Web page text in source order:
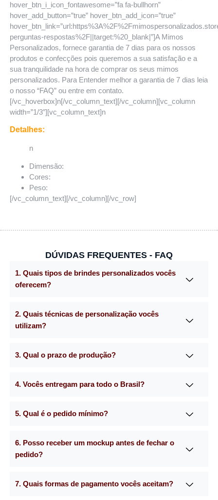
hover_btn_i_icon_fontawesome=”fa fa-bullhorn”
hover_add_button=”true” hover_btn_add_icon=”true”
perguntas-respostas%2F||target:%20_blank|”]A Mimos
Personalizados, fornece garantia de 7 dias para os nossos
produtos e confecções pois queremos a sua satisfação e a
sua tranquilidade na hora de comprar os seus mimos
personalizados. Para Entender melhor a garantia de 7 dias leia
o nosso “FAQ” ou entre em contato.
[/vc_hoverbox]n[/vc_column_text][/vc_column][vc_column
width=”1/3″][vc_column_text]n
Detalhes:
n
Dimensão:
Cores:
Peso:
[/vc_column_text][/vc_column][/vc_row]
DÚVIDAS FREQUENTES - FAQ
1. Quais tipos de brindes personalizados vocês
oferecem?
2. Quais técnicas de personalização vocês
utilizam?
3. Qual o prazo de produção?
4. Vocês entregam para todo o Brasil?
5. Qual é o pedido mínimo?
6. Posso receber um mockup antes de fechar o
pedido?
7. Quais formas de pagamento vocês aceitam?